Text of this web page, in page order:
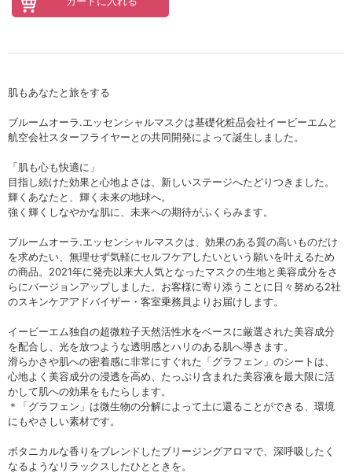
肌もあなたと旅をする
ブルームオーラ.エッセンシャルマスクは基礎化粧品会社イービーエムと
航空会社スターフライヤーとの共同開発によって誕生しました。
「肌も心も快適に」
目指し続けた効果と心地よさは、新しいステージへたどりつきました。
輝くあなたと、輝く未来の地球へ。
強く輝くしなやかな肌に、未来への期待がふくらみます。
ブルームオーラ.エッセンシャルマスクは、効果のある質の高いものだけ
を求めたい、無理せず気軽にセルフケアしたいという願いを叶えるため
の商品。2021年に発売以来大人気となったマスクの生地と美容成分をさ
らにバージョンアップしました。お客様に寄り添うことに日々努める2社
のスキンケアアドバイザー・客室乗務員よりお届けします。
イービーエム独自の超微粒子天然活性水をベースに厳選された美容成分
を配合し、光を放つような透明感とハリのある肌へ導きます。
滑らかさや肌への密着感に非常にすぐれた「グラフェン」のシートは、
心地よく美容成分の浸透を高め、たっぷり含まれた美容液を最大限に活
かして肌への効果をもたらします。
＊「グラフェン」は微生物の分解によって土に還ることができる、環境
にもやさしい素材です。
ボタニカルな香りをブレンドしたブリージングアロマで、深呼吸したく
なるようなリラックスしたひとときを。